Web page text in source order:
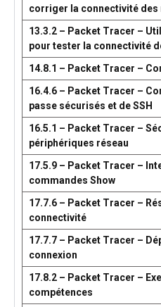
corriger la connectivité des
13.3.2 – Packet Tracer –
pour tester la connectivité
14.8.1 – Packet Tracer –
16.4.6 – Packet Tracer –
passe sécurisés et de SSH
16.5.1 – Packet Tracer –
périphériques réseau
17.5.9 – Packet Tracer –
commandes Show
17.7.6 – Packet Tracer –
connectivité
17.7.7 – Packet Tracer –
connexion
17.8.2 – Packet Tracer –
compétences